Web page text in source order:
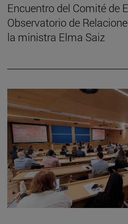
Encuentro del Comité de
Observatorio de
la ministra Elma Saiz